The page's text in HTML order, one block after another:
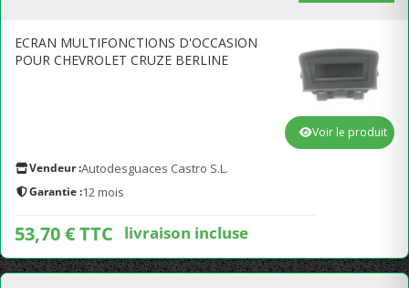
ECRAN MULTIFONCTIONS D'OCCASION
POUR CHEVROLET CRUZE BERLINE
Vendeur :Autodesguaces Castro S.L.
Garantie :12 mois
53,70 € TTC livraison incluse
Voir le produit